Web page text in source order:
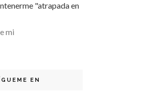
"atrapada en
mi
EN